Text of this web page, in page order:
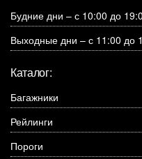
Будние дни – с 10:00 до
Выходные дни – с 11:00 до
Каталог:
Багажники
Рейлинги
Пороги